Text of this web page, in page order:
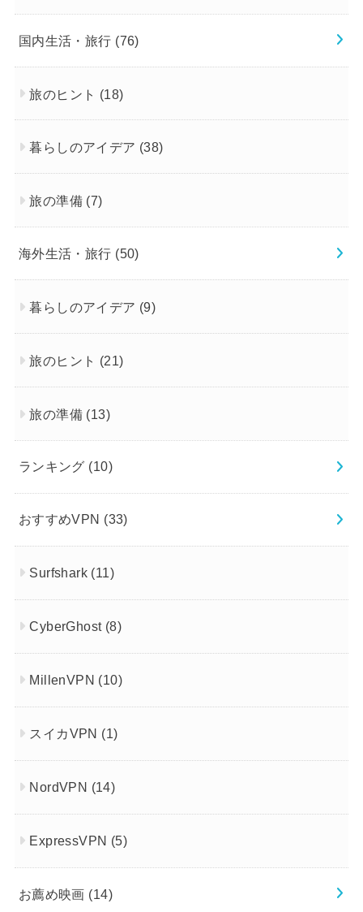
国内生活・旅行 (76)
旅のヒント (18)
暮らしのアイデア (38)
旅の準備 (7)
海外生活・旅行 (50)
暮らしのアイデア (9)
旅のヒント (21)
旅の準備 (13)
ランキング (10)
おすすめVPN (33)
Surfshark (11)
CyberGhost (8)
MillenVPN (10)
スイカVPN (1)
NordVPN (14)
ExpressVPN (5)
お薦め映画 (14)